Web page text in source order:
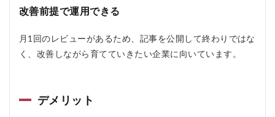
す
か？
改善前提で運用できる
月1回のレビューがあるため、記事を公開して終わりではな
く、改善しながら育てていきたい企業に向いています。
デメリット